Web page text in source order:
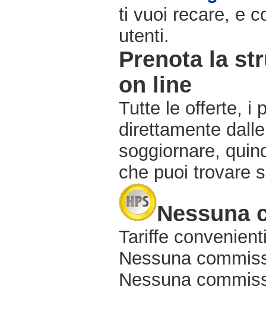
ti vuoi recare, e
utenti.
Prenota la
on line
Tutte le offerte, i
direttamente
soggiornare,
che puoi trovare
Nessuna
Tariffe
Nessuna
Nessuna